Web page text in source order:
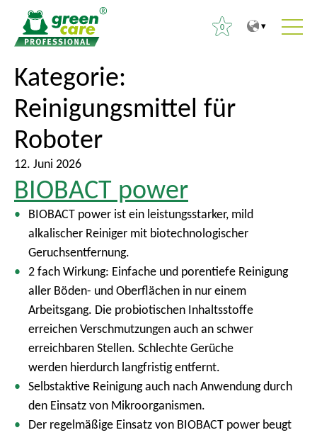
0
S
u
c
h
e
n
a
c
Kategorie:
Reinigungsmittel für
Roboter
12. Juni 2026
BIOBACT power
BIOBACT power ist ein leistungsstarker, mild
alkalischer Reiniger mit biotechnologischer
Geruchsentfernung.
2 fach Wirkung: Einfache und porentiefe Reinigung
aller Böden- und Oberflächen in nur einem
Arbeitsgang. Die probiotischen Inhaltsstoffe
erreichen Verschmutzungen auch an schwer
erreichbaren Stellen. Schlechte Gerüche
werden hierdurch langfristig entfernt.
Selbstaktive Reinigung auch nach Anwendung durch
den Einsatz von Mikroorganismen.
Der regelmäßige Einsatz von BIOBACT power beugt